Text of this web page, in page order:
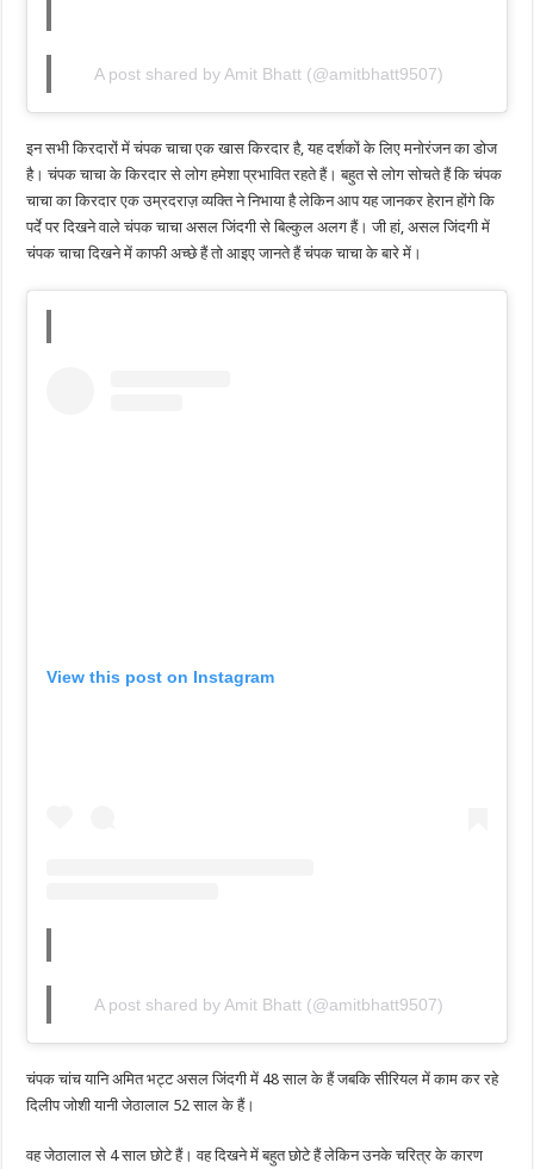
A post shared by Amit Bhatt (@amitbhatt9507)
इन सभी किरदारों में चंपक चाचा एक खास किरदार है, यह दर्शकों के लिए मनोरंजन का डोज
है। चंपक चाचा के किरदार से लोग हमेशा प्रभावित रहते हैं। बहुत से लोग सोचते हैं कि चंपक
चाचा का किरदार एक उम्रदराज़ व्यक्ति ने निभाया है लेकिन आप यह जानकर हेरान होंगे कि
पर्दे पर दिखने वाले चंपक चाचा असल जिंदगी से बिल्कुल अलग हैं। जी हां, असल जिंदगी में
चंपक चाचा दिखने में काफी अच्छे हैं तो आइए जानते हैं चंपक चाचा के बारे में।
View this post on Instagram
A post shared by Amit Bhatt (@amitbhatt9507)
चंपक चांच यानि अमित भट्ट असल जिंदगी में 48 साल के हैं जबकि सीरियल में काम कर रहे
दिलीप जोशी यानी जेठालाल 52 साल के हैं।
वह जेठालाल से 4 साल छोटे हैं। वह दिखने में बहुत छोटे हैं लेकिन उनके चरित्र के कारण